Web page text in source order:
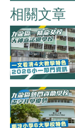
相關文章